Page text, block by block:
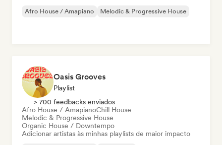
Afro House / Amapiano Melodic & Progressive House
Oasis Grooves
Playlist
> 700 feedbacks enviados
Afro House / AmapianoChill House
Melodic & Progressive House
Organic House / Downtempo
Adicionar artistas às minhas playlists de maior impacto